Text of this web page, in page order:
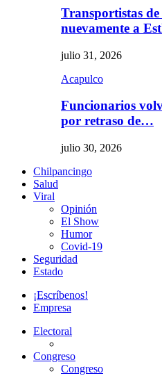
Transportistas
nuevamente a
julio 31, 2026
Acapulco
Funcionarios
por retraso de…
julio 30, 2026
Chilpancingo
Salud
Viral
Opinión
El Show
Humor
Covid-19
Seguridad
Estado
¡Escríbenos!
Empresa
Electoral
Congreso
Congreso